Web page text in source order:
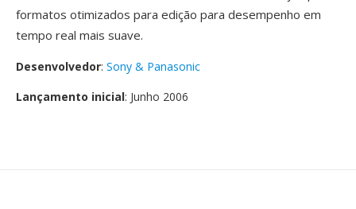
formatos otimizados para edição para desempenho em
tempo real mais suave.
Desenvolvedor: Sony & Panasonic
Lançamento inicial: Junho 2006